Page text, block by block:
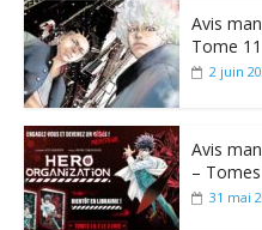
Avis
Tome 11
2 juin
Avis
–
31 mai